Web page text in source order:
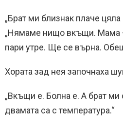
„Брат ми близнак плаче цяла
„Нямаме нищо вкъщи. Мама
пари утре. Ще се върна.
Хората зад нея започнаха
„Вкъщи е. Болна е. А брат
двамата са с температура.“